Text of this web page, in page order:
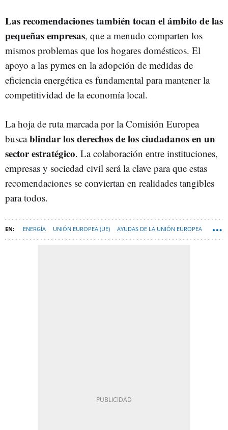
Las recomendaciones también tocan el ámbito de las
pequeñas empresas, que a menudo comparten los
mismos problemas que los hogares domésticos. El
apoyo a las pymes en la adopción de medidas de
eficiencia energética es fundamental para mantener la
competitividad de la economía local.
La hoja de ruta marcada por la Comisión Europea
buscablindar los derechos de los ciudadanos en un
sector estratégico. La colaboración entre instituciones,
empresas y sociedad civil será la clave para que estas
recomendaciones se conviertan en realidades tangibles
para todos.
ENERGÍA UNIÓN EUROPEA (UE) AYUDAS DE LA UNIÓN EUROPEA